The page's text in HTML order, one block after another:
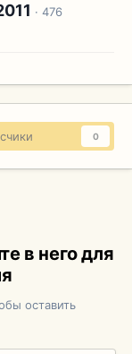
· 476
0
в него для
оставить